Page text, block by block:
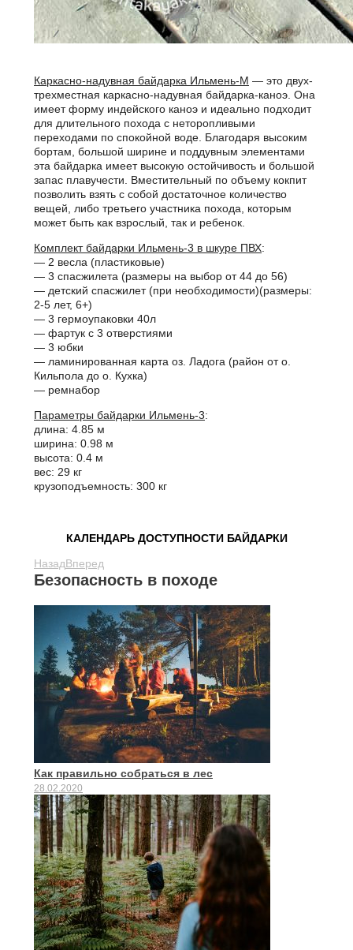
Каркасно-надувная байдарка Ильмень-М — это двух-
трехместная каркасно-надувная байдарка-каноэ. Она
имеет форму индейского каноэ и идеально подходит
для длительного похода с неторопливыми
переходами по спокойной воде. Благодаря высоким
бортам, большой ширине и поддувным элементами
эта байдарка имеет высокую остойчивость и большой
запас плавучести. Вместительный по объему кокпит
позволить взять с собой достаточное количество
вещей, либо третьего участника похода, которым
может быть как взрослый, так и ребенок.
Комплект байдарки Ильмень-3 в шкуре ПВХ:
— 2 весла (пластиковые)
— 3 спасжилета (размеры на выбор от 44 до 56)
— детский спасжилет (при необходимости)(размеры:
2-5 лет, 6+)
— 3 гермоупаковки 40л
— фартук с 3 отверстиями
— 3 юбки
— ламинированная карта оз. Ладога (район от о.
Кильпола до о. Кухка)
— ремнабор
Параметры байдарки Ильмень-3:
длина: 4.85 м
ширина: 0.98 м
высота: 0.4 м
вес: 29 кг
крузоподъемность: 300 кг
КАЛЕНДАРЬ ДОСТУПНОСТИ БАЙДАРКИ
НазадВперед
Безопасность в походе
Как правильно собраться в лес
28.02.2020